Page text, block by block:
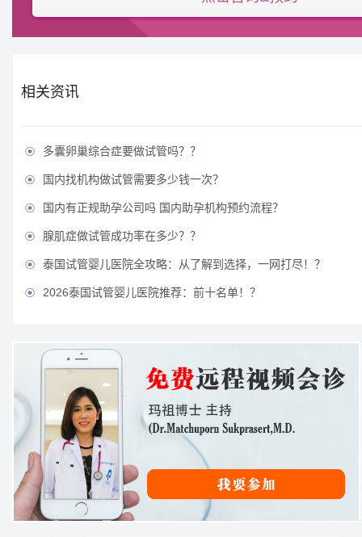
相关资讯
 多囊卵巢综合症要做试管吗？？
 国内找机构做试管需要多少钱一次？
 国内有正规助孕公司吗 国内助孕机构预约流程？
 腺肌症做试管成功率在多少？？
 泰国试管婴儿医院全攻略：从了解到选择，一网打尽！？
 2026泰国试管婴儿医院推荐：前十名单！？